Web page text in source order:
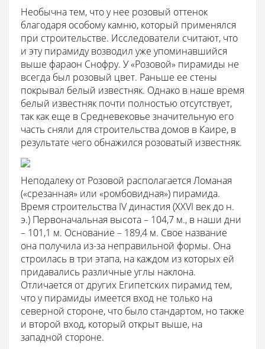
Необычна тем, что у нее розовый оттенок
благодаря особому камню, который применялся
при строительстве. Исследователи считают, что
и эту пирамиду возводил уже упоминавшийся
выше фараон Снофру. У «Розовой» пирамиды не
всегда был розовый цвет. Раньше ее стены
покрывал белый известняк. Однако в наше время
белый известняк почти полностью отсутствует,
так как еще в Средневековье значительную его
часть сняли для строительства домов в Каире, в
результате чего обнажился розоватый известняк.
Неподалеку от Розовой располагается Ломаная
(«срезанная» или «ромбовидная») пирамида.
Время строительства IV династия (XXVI век до н.
э.) Первоначальная высота – 104,7 м., в наши дни
– 101,1 м. Основание – 189,4 м. Свое название
она получила из-за неправильной формы. Она
строилась в три этапа, на каждом из которых ей
придавались различные углы наклона.
Отличается от других Египетских пирамид тем,
что у пирамиды имеется вход не только на
северной стороне, что было стандартом, но также
и второй вход, который открыт выше, на
западной стороне.